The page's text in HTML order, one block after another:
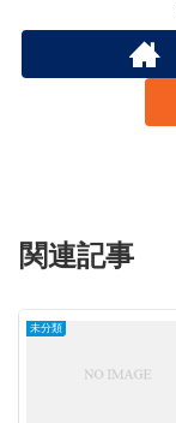
関連記事
未分類